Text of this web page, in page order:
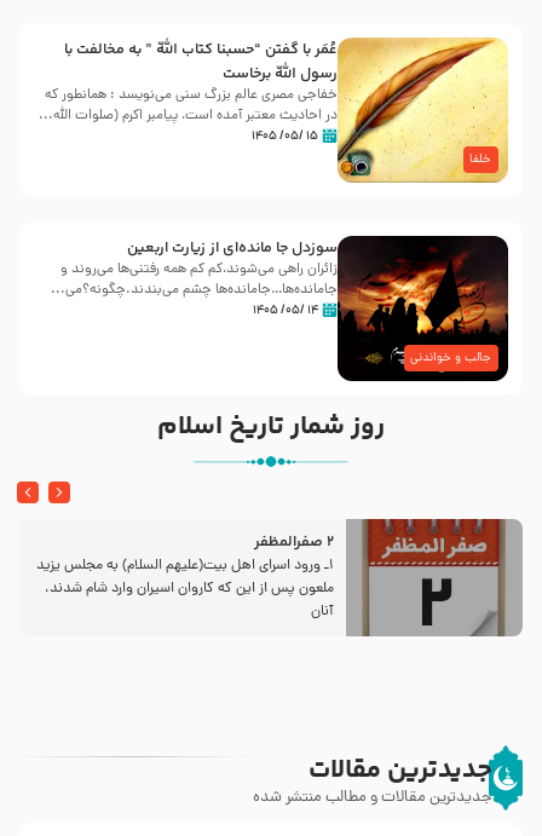
خلفا
عُمَر با گفتن “حسبنا كتاب اللّه ” به مخالفت با
رسول اللّه برخاست
خفاجی مصری عالم بزرگ سنی می‌نویسد : همانطور که
در احادیث معتبر آمده است، پیامبر اکرم (صلوات اللّه...
۱۵ /۰۵/ ۱۴۰۵
جالب و خواندنی
سوزدل جا مانده‌ای از زیارت اربعین
زائران راهی می‌شوند،کم‌ کم همه رفتنی‌ها می‌روند و
جامانده‌ها…جامانده‌ها چشم می‌بندند.چگونه؟می‌...
۱۴ /۰۵/ ۱۴۰۵
روز شمار تاریخ اسلام
2 صفرالمظفر
1ـ ورود اسراى اهل بیت‌(علیهم السلام) به مجلس یزید
ملعون پس از این كه كاروان اسیران وارد شام شدند،
آنان
جدیدترین مقالات
جدیدترین مقالات و مطالب منتشر شده